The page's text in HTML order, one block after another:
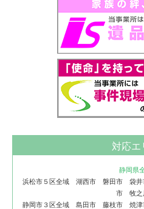
対応エ
静岡県
浜松市５区全域 湖西市 磐田市 袋
市 牧之
静岡市３区全域 島田市 藤枝市 焼